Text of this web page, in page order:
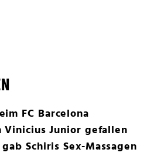
FC Barcelona
Vinicius Junior gefallen
Schiris Sex-Massagen